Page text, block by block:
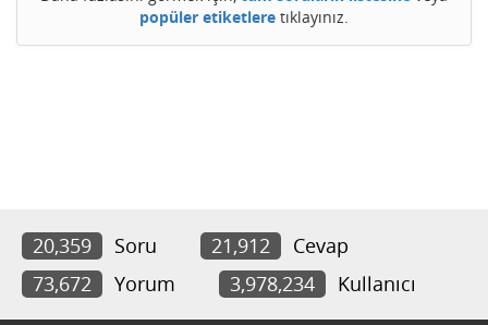
popüler etiketlere tıklayınız.
20,359 Soru 21,912
Cevap
73,672
Yorum 3,978,234 Kullanıcı